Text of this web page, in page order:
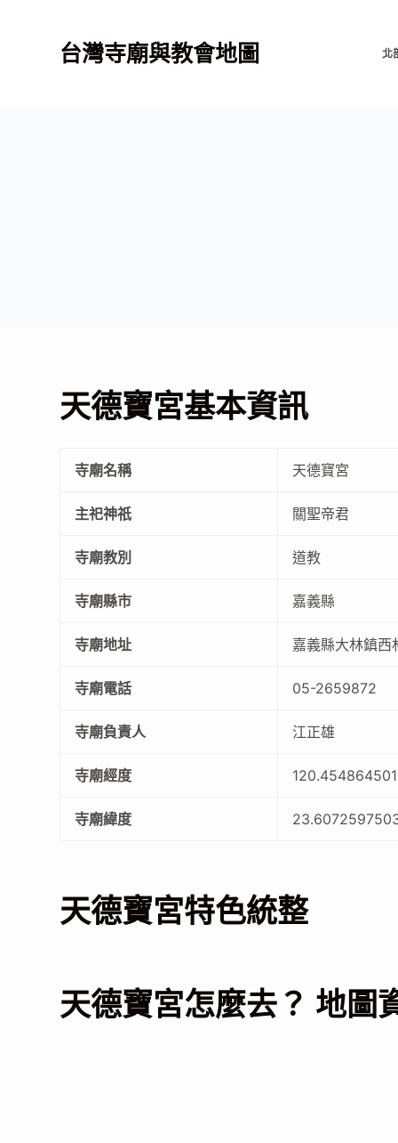
台灣寺廟與教會地圖 北
天德寶宮基本資訊
寺廟名稱 天德寶宮
主祀神祇 關聖帝君
寺廟教別 道教
寺廟縣市 嘉義縣
寺廟地址 嘉義縣大林鎮
寺廟電話 05-2659872
寺廟負責人 江正雄
寺廟經度
寺廟緯度
天德寶宮特色統整
天德寶宮怎麼去？ 地圖